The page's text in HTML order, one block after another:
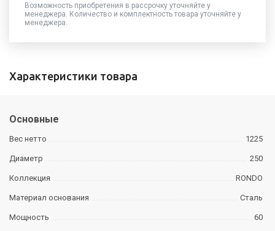
Возможность приобретения в рассрочку уточняйте у
менеджера. Количество и комплектность товара уточняйте у
менеджера.
Характеристики товара
Основные
Вес нетто 1225
Диаметр 250
Коллекция RONDO
Материал основания Сталь
Мощность 60